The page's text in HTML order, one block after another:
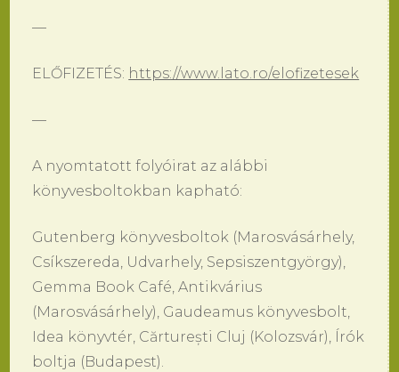
—
ELŐFIZETÉS: https://www.lato.ro/elofizetesek
—
A nyomtatott folyóirat az alábbi
könyvesboltokban kapható:
Gutenberg könyvesboltok (Marosvásárhely,
Csíkszereda, Udvarhely, Sepsiszentgyörgy),
Gemma Book Café, Antikvárius
(Marosvásárhely), Gaudeamus könyvesbolt,
Idea könyvtér, Cărturești Cluj (Kolozsvár), Írók
boltja (Budapest).